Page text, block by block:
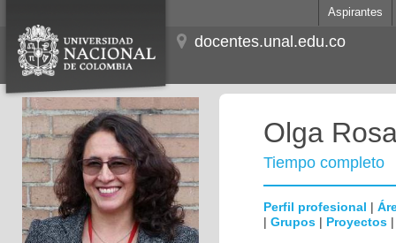
Aspirantes
docentes.unal.edu.co
Olga
Tiempo completo
Perfil profesional |
| Grupos | Proyectos